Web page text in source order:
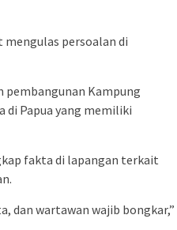
persoalan di
pembangunan Kampung
Papua yang memiliki
fakta di lapangan terkait
dan wartawan wajib bongkar,”